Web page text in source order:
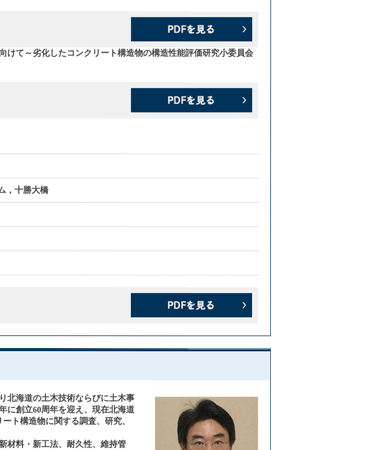
て～劣化したコンクリート構造物の構造性能評価研究小委員会
，十勝大橋
北海道の土木技術ならびに土木事
に創立60周年を迎え、現在北海道
ト構造物に関する調査、研究、
材料・新工法、耐久性、維持管